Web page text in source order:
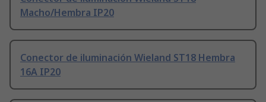
Macho/Hembra IP20
Conector de iluminación Wieland ST18 Hembra
16A IP20